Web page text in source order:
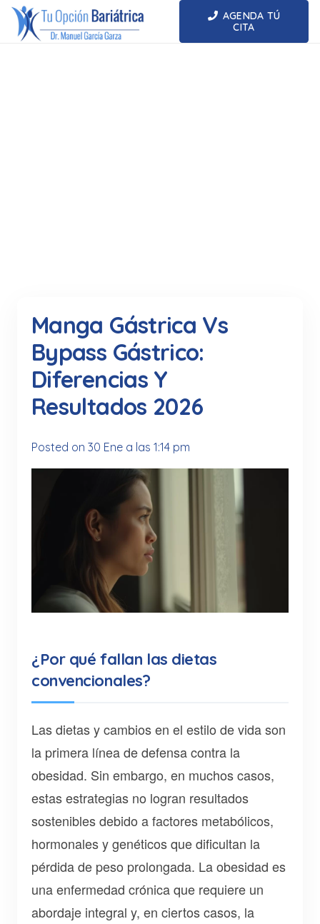
AGENDA TÚ
CITA
Manga Gástrica Vs
Bypass Gástrico:
Diferencias Y
Resultados 2026
Posted on 30 Ene a las 1:14 pm
¿Por qué fallan las dietas
convencionales?
Las dietas y cambios en el estilo de vida son
la primera línea de defensa contra la
obesidad. Sin embargo, en muchos casos,
estas estrategias no logran resultados
sostenibles debido a factores metabólicos,
hormonales y genéticos que dificultan la
pérdida de peso prolongada. La obesidad es
una enfermedad crónica que requiere un
abordaje integral y, en ciertos casos, la